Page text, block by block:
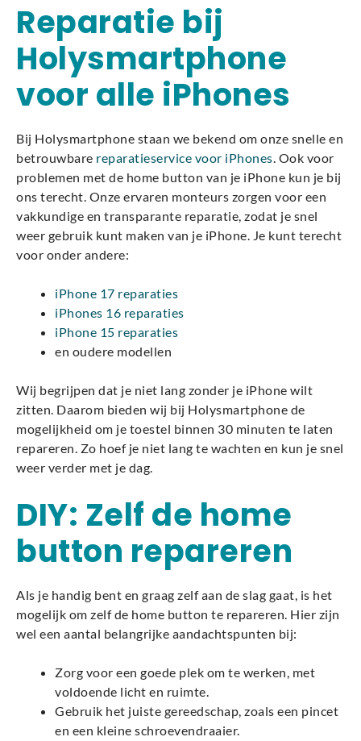
Reparatie bij
Holysmartphone
voor alle iPhones
Bij Holysmartphone staan we bekend om onze snelle en
betrouwbare reparatieservice voor iPhones. Ook voor
problemen met de home button van je iPhone kun je bij
ons terecht. Onze ervaren monteurs zorgen voor een
vakkundige en transparante reparatie, zodat je snel
weer gebruik kunt maken van je iPhone. Je kunt terecht
voor onder andere:
iPhone 17 reparaties
iPhones 16 reparaties
iPhone 15 reparaties
en oudere modellen
Wij begrijpen dat je niet lang zonder je iPhone wilt
zitten. Daarom bieden wij bij Holysmartphone de
mogelijkheid om je toestel binnen 30 minuten te laten
repareren. Zo hoef je niet lang te wachten en kun je snel
weer verder met je dag.
DIY: Zelf de home
button repareren
Als je handig bent en graag zelf aan de slag gaat, is het
mogelijk om zelf de home button te repareren. Hier zijn
wel een aantal belangrijke aandachtspunten bij:
Zorg voor een goede plek om te werken, met
voldoende licht en ruimte.
Gebruik het juiste gereedschap, zoals een pincet
en een kleine schroevendraaier.